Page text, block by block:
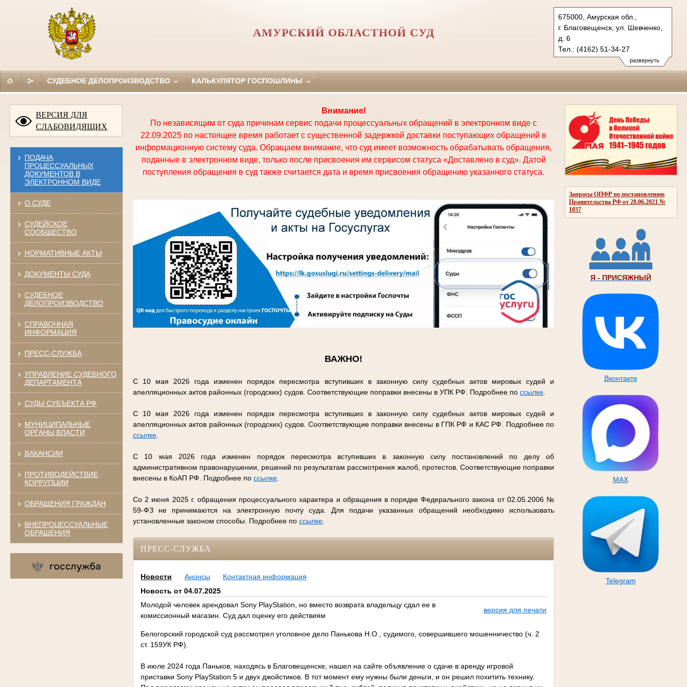
развернуть
675000, Амурская обл.,
г. Благовещенск, ул. Шевченко,
д. 6
Тел.: (4162) 51-34-27
oblsud.amr@sudrf.ru
АМУРСКИЙ ОБЛАСТНОЙ СУД
СУДЕБНОЕ ДЕЛОПРОИЗВОДСТВО КАЛЬКУЛЯТОР ГОСПОШЛИНЫ
ВЕРСИЯ ДЛЯ
СЛАБОВИДЯЩИХ
ПОДАЧА
ПРОЦЕССУАЛЬНЫХ
ДОКУМЕНТОВ В
ЭЛЕКТРОННОМ ВИДЕ
О СУДЕ
СУДЕЙСКОЕ
СООБЩЕСТВО
НОРМАТИВНЫЕ АКТЫ
ДОКУМЕНТЫ СУДА
СУДЕБНОЕ
ДЕЛОПРОИЗВОДСТВО
СПРАВОЧНАЯ
ИНФОРМАЦИЯ
ПРЕСС-СЛУЖБА
УПРАВЛЕНИЕ СУДЕБНОГО
ДЕПАРТАМЕНТА
СУДЫ СУБЪЕКТА РФ
МУНИЦИПАЛЬНЫЕ
ОРГАНЫ ВЛАСТИ
ВАКАНСИИ
ПРОТИВОДЕЙСТВИЕ
КОРРУПЦИИ
ОБРАЩЕНИЯ ГРАЖДАН
ВНЕПРОЦЕССУАЛЬНЫЕ
ОБРАЩЕНИЯ
Запросы ОПФР по постановлению
Правительства РФ от 28.06.2021 №
1037
Я - ПРИСЯЖНЫЙ
Вконтакте
MAX
Telegram
Внимание!
По независящим от суда причинам сервис подачи процессуальных обращений в электронном виде с
22.09.2025 по настоящее время работает с существенной задержкой доставки поступающих обращений в
информационную систему суда. Обращаем внимание, что суд имеет возможность обрабатывать обращения,
поданные в электронном виде, только после присвоения им сервисом статуса «Доставлено в суд». Датой
поступления обращения в суд также считается дата и время присвоения обращению указанного статуса.
ВАЖНО!
С 10 мая 2026 года изменен порядок пересмотра вступивших в законную силу судебных актов мировых судей и
апелляционных актов районных (городских) судов. Соответствующие поправки внесены в УПК РФ. Подробнее по ссылке.
С 10 мая 2026 года изменен порядок пересмотра вступивших в законную силу судебных актов мировых судей и
апелляционных актов районных (городских) судов. Соответствующие поправки внесены в ГПК РФ и КАС РФ. Подробнее по
ссылке.
С 10 мая 2026 года изменен порядок пересмотра вступивших в законную силу постановлений по делу об
административном правонарушении, решений по результатам рассмотрения жалоб, протестов. Соответствующие поправки
внесены в КоАП РФ. Подробнее по ссылке.
Со 2 июня 2025 г. обращения процессуального характера и обращения в порядке Федерального закона от 02.05.2006 №
59-ФЗ не принимаются на электронную почту суда. Для подачи указанных обращений необходимо использовать
установленные законом способы. Подробнее по ссылке.
ПРЕСС-СЛУЖБА
Новости Анонсы
Контактная информация
Новость от 04.07.2025
Молодой человек арендовал Sony PlayStation, но вместо возврата владельцу сдал ее в
комиссионный магазин. Суд дал оценку его действиям
версия для печати
Белогорский городской суд рассмотрел уголовное дело Панькова Н.О., судимого, совершившего мошенничество (ч. 2
ст. 159УК РФ).
В июле 2024 года Паньков, находясь в Благовещенске, нашел на сайте объявление о сдаче в аренду игровой
приставки Sony PlayStation 5 и двух джойстиков. В тот момент ему нужны были деньги, и он решил похитить технику.